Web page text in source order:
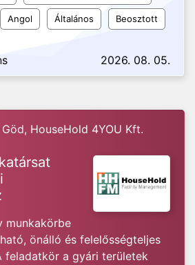
Angol Általános Beosztott
2026. 08. 05.
Göd, HouseHold 4YOU Kft.
munkakörbe
önálló és felelősségteljes
feladatkör a gyári területek